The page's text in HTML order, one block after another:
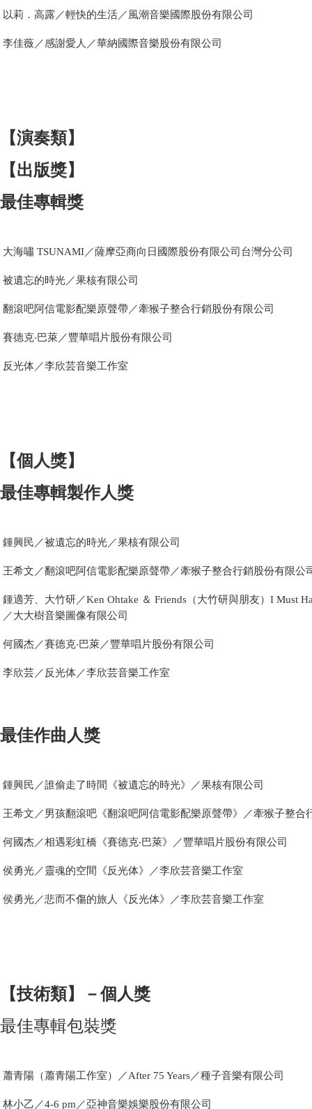
以莉．高露／輕快的生活／風潮音樂國際股份有限公司
李佳薇／感謝愛人／華納國際音樂股份有限公司
【演奏類】
【出版獎】
最佳專輯獎
大海嘯 TSUNAMI／薩摩亞商向日國際股份有限公司台灣分公司
被遺忘的時光／果核有限公司
翻滾吧阿信電影配樂原聲帶／牽猴子整合行銷股份有限公司
賽德克‧巴萊／豐華唱片股份有限公司
反光体／李欣芸音樂工作室
【個人獎】
最佳專輯製作人獎
鍾興民／被遺忘的時光／果核有限公司
王希文／翻滾吧阿信電影配樂原聲帶／牽猴子整合行銷股份有限公
鍾適芳、大竹研／Ken Ohtake ＆ Friends（大竹研與朋友）I Must
／大大樹音樂圖像有限公司
何國杰／賽德克‧巴萊／豐華唱片股份有限公司
李欣芸／反光体／李欣芸音樂工作室
最佳作曲人獎
鍾興民／誰偷走了時間《被遺忘的時光》／果核有限公司
王希文／男孩翻滾吧《翻滾吧阿信電影配樂原聲帶》／牽猴子整合
何國杰／相遇彩虹橋《賽德克‧巴萊》／豐華唱片股份有限公司
侯勇光／靈魂的空間《反光体》／李欣芸音樂工作室
侯勇光／悲而不傷的旅人《反光体》／李欣芸音樂工作室
【技術類】－個人獎
最佳專輯包裝獎
蕭青陽（蕭青陽工作室）／After 75 Years／種子音樂有限公司
林小乙／4-6 pm／亞神音樂娛樂股份有限公司